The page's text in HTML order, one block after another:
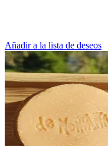
Añadir a la lista de deseos